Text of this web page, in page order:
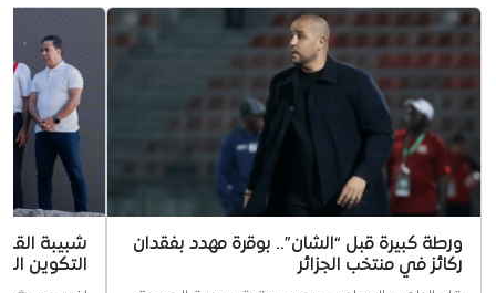
ورطة كبيرة قبل “الشان”.. بوقرة مهدد بفقدان
ركائز في منتخب الجزائر
شبيبة
التكوين